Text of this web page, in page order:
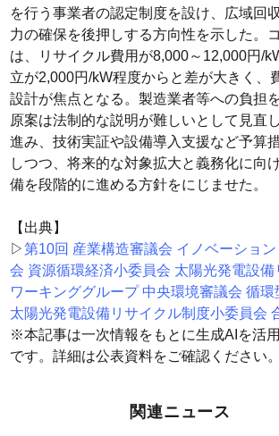
を行う事業者の認定制度を設け、広域回
力の確保を後押しする方向性を示した。
は、リサイクル費用が8,000～12,000円/
立が2,000円/kW程度からと差が大きく、
設計が焦点となる。製造業者等への負担
原案は法制的な説明が難しいとして見直
進み、技術実証や設備導入支援など予算
しつつ、将来的な対象拡大と義務化に向
備を段階的に進める方針をにじませた。
【出典】
▷第10回 産業構造審議会 イノベーショ
会 資源循環経済小委員会 太陽光発電設備
ワーキンググループ 中央環境審議会 循環
太陽光発電設備リサイクル制度小委員会
※本記事は一次情報をもとに生成AIを活
です。詳細は公表資料をご確認ください。
関連ニュース